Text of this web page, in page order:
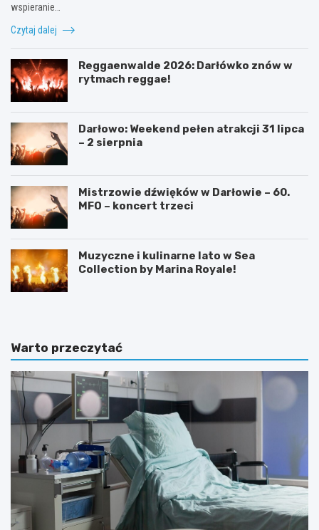
wspieranie…
Czytaj dalej
Reggaenwalde 2026: Darłówko znów w
rytmach reggae!
Darłowo: Weekend pełen atrakcji 31 lipca
– 2 sierpnia
Mistrzowie dźwięków w Darłowie – 60.
MFO – koncert trzeci
Muzyczne i kulinarne lato w Sea
Collection by Marina Royale!
Warto przeczytać